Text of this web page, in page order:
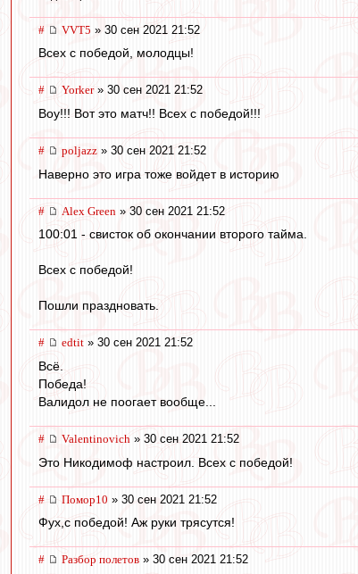
# VVT5 » 30 сен 2021 21:52
Всех с победой, молодцы!
# Yorker» 30 сен 2021 21:52
Воу!!! Вот это матч!! Всех с победой!!!
# poljazz » 30 сен 2021 21:52
Наверно это игра тоже войдет в историю
# Alex Green » 30 сен 2021 21:52
100:01 - свисток об окончании второго тайма.
Всех с победой!
Пошли праздновать.
# edtit » 30 сен 2021 21:52
Всё.
Победа!
Валидол не поогает вообще...
# Valentinovich » 30 сен 2021 21:52
Это Никодимоф настроил. Всех с победой!
# Помор10 » 30 сен 2021 21:52
Фух,с победой! Аж руки трясутся!
# Разбор полетов » 30 сен 2021 21:52